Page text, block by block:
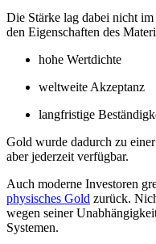
Die Stärke lag dabei nicht
den Eigenschaften des
hohe Wertdichte
weltweite Akzeptanz
langfristige
Gold wurde dadurch zu
aber jederzeit verfügbar.
Auch moderne Investoren
physisches Gold zurück.
wegen seiner
Systemen.